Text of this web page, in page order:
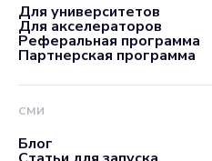
Для университетов
Для акселераторов
Реферальная программа
Партнерская программа
СМИ
Блог